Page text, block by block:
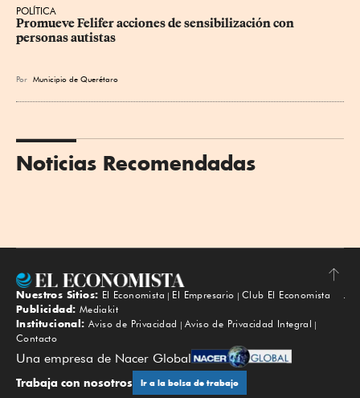
POLÍTICA
Promueve Felifer acciones de sensibilización con
personas autistas
Por Municipio de Querétaro
Noticias Recomendadas
Subir
Nuestros Sitios: El Economista El Empresario
Club El Economista
Publicidad: Mediakit
Institucional: Aviso de Privacidad
Aviso de Privacidad Integral
Contacto
Una empresa de Nacer Global
Trabaja con nosotros Ir a la bolsa de trabajo